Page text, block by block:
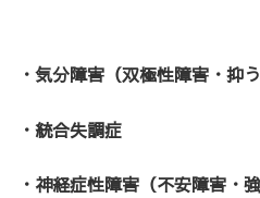
・気分障害（双極性障害・抑
・統合失調症
・神経症性障害（不安障害・